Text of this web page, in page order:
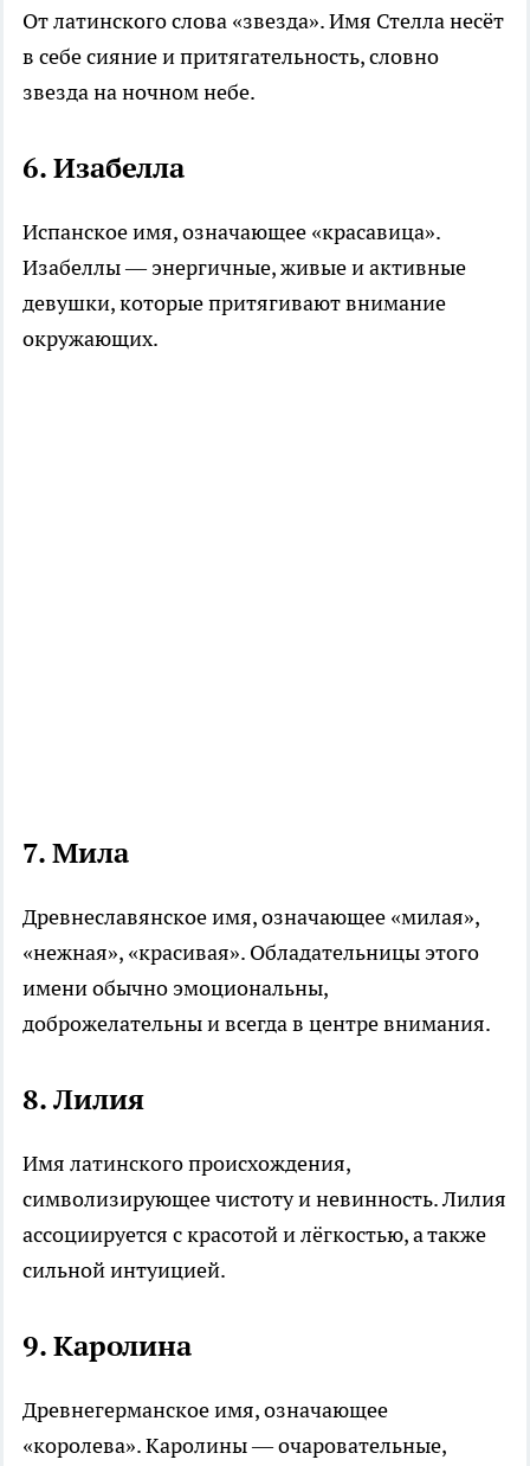
От латинского слова «звезда». Имя Стелла несёт
в себе сияние и притягательность, словно
звезда на ночном небе.
6.Изабелла
Испанское имя, означающее «красавица».
Изабеллы — энергичные, живые и активные
девушки, которые притягивают внимание
окружающих.
7.Мила
Древнеславянское имя, означающее «милая»,
«нежная», «красивая». Обладательницы этого
имени обычно эмоциональны,
доброжелательны и всегда в центре внимания.
8.Лилия
Имя латинского происхождения,
символизирующее чистоту и невинность. Лилия
ассоциируется с красотой и лёгкостью, а также
сильной интуицией.
9.Каролина
Древнегерманское имя, означающее
«королева». Каролины — очаровательные,